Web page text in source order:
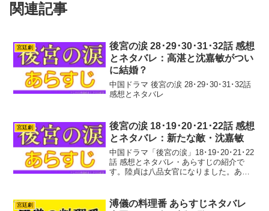
関連記事
宮廷劇
後宮の涙 28･29･30･31･32話 感想
とネタバレ：高湛と沈嘉敏がつい
に結婚？
中国ドラマ 後宮の涙 28･29･30･31･32話
感想とネタバレ
宮廷劇
後宮の涙 18･19･20･21･22話 感想
とネタバレ：新たな敵・沈嘉敏
中国ドラマ「後宮の涙」18･19･20･21･22
話 感想とネタバレ・あらすじの紹介で
す。陸貞は八品女官になりました。あっ
ません！案の定、貴妃との確執、皇太后
宮廷劇
溥儀の料理番 あらすじネタバレ